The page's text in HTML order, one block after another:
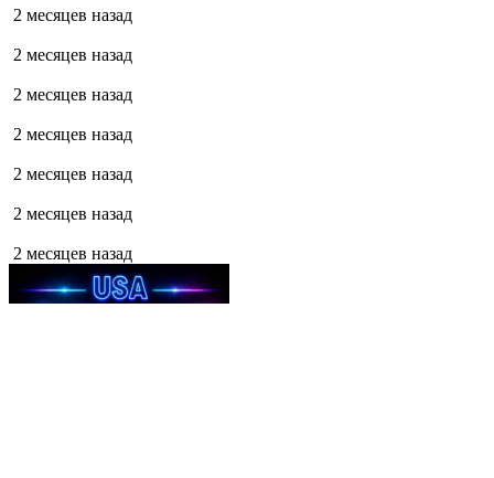
2 месяцев назад
2 месяцев назад
2 месяцев назад
2 месяцев назад
2 месяцев назад
2 месяцев назад
2 месяцев назад